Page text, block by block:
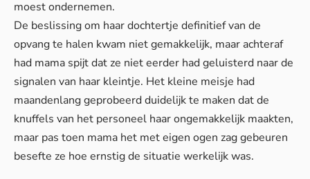
moest ondernemen.
De beslissing om haar dochtertje definitief van de
opvang te halen kwam niet gemakkelijk, maar achteraf
had mama spijt dat ze niet eerder had geluisterd naar de
signalen van haar kleintje. Het kleine meisje had
maandenlang geprobeerd duidelijk te maken dat de
knuffels van het personeel haar ongemakkelijk maakten,
maar pas toen mama het met eigen ogen zag gebeuren
besefte ze hoe ernstig de situatie werkelijk was.